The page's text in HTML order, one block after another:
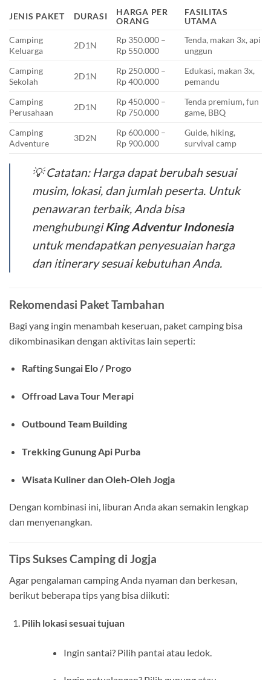
JENIS PAKET DURASI
HARGA PER
ORANG
FASILITAS
UTAMA
Camping
Keluarga
2D1N
Rp 350.000 –
Rp 550.000
Tenda, makan 3x, api
unggun
Camping
Sekolah
2D1N
Rp 250.000 –
Rp 400.000
Edukasi, makan 3x,
pemandu
Camping
Perusahaan
2D1N
Rp 450.000 –
Rp 750.000
Tenda premium, fun
game, BBQ
Camping
Adventure
3D2N
Rp 600.000 –
Rp 900.000
Guide, hiking,
survival camp
💡Catatan:Harga dapat berubah sesuai
musim, lokasi, dan jumlah peserta. Untuk
penawaran terbaik, Anda bisa
menghubungiKing Adventur Indonesia
untuk mendapatkan penyesuaian harga
dan itinerary sesuai kebutuhan Anda.
Rekomendasi Paket Tambahan
Bagi yang ingin menambah keseruan, paket camping bisa
dikombinasikan dengan aktivitas lain seperti:
Rafting Sungai Elo / Progo
Offroad Lava Tour Merapi
Outbound Team Building
Trekking Gunung Api Purba
Wisata Kuliner dan Oleh-Oleh Jogja
Dengan kombinasi ini, liburan Anda akan semakin lengkap
dan menyenangkan.
Tips Sukses Camping di Jogja
Agar pengalaman camping Anda nyaman dan berkesan,
berikut beberapa tips yang bisa diikuti:
Pilih lokasi sesuai tujuan
Ingin santai? Pilih pantai atau ledok.